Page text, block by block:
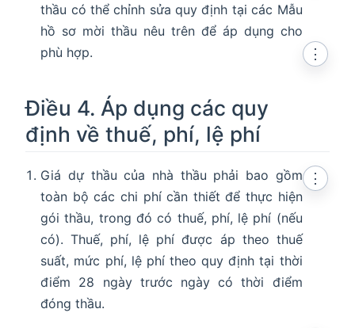
thầu có thể chỉnh sửa quy định tại các Mẫu
hồ sơ mời thầu nêu trên để áp dụng cho
phù hợp.
Điều 4. Áp dụng các quy
định về thuế, phí, lệ phí
⋮
Giá dự thầu của nhà thầu phải bao gồm
toàn bộ các chi phí cần thiết để thực hiện
gói thầu, trong đó có thuế, phí, lệ phí (nếu
có). Thuế, phí, lệ phí được áp theo thuế
suất, mức phí, lệ phí theo quy định tại thời
điểm 28 ngày trước ngày có thời điểm
đóng thầu.
⋮